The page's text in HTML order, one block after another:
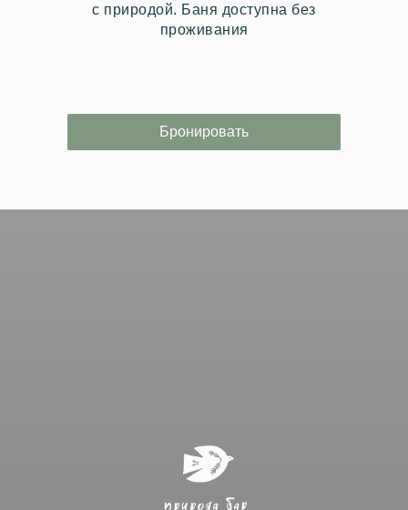
с природой. Баня доступна без
проживания
Бронировать